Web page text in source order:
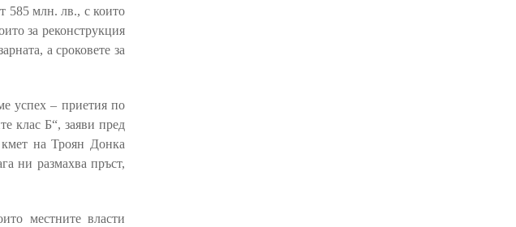
585 млн. лв., с които
за реконструкция
а сроковете за
успех – приетия по
клас Б“, заяви пред
на Троян Донка
ни размахва пръст,
местните власти